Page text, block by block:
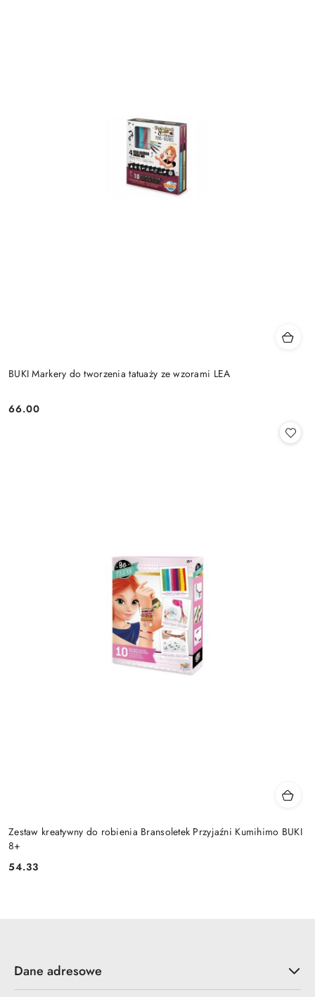
BUKI Markery do tworzenia tatuaży ze wzorami LEA
Cena:
66.00
Zestaw kreatywny do robienia Bransoletek Przyjaźni Kumihimo BUKI
8+
Cena:
54.33
Dane adresowe